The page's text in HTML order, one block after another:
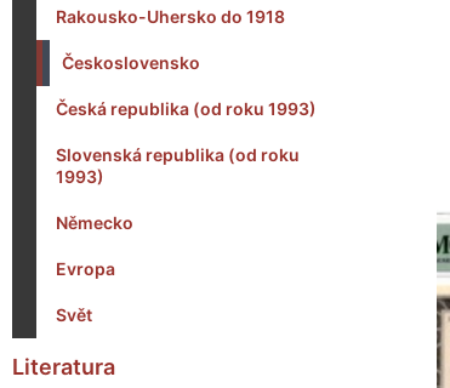
Rakousko-Uhersko do 1918
Československo
Česká republika (od roku 1993)
Slovenská republika (od roku
1993)
Německo
Evropa
Svět
Literatura